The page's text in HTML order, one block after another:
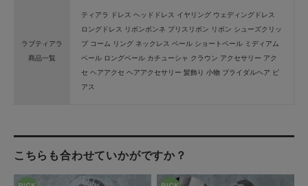
ラブティアラ
商品一覧
ティアラ ドレス ヘッドドレス イヤリング ウェディングドレス
ロングドレス リボンボンネ プリスリボン リボン シューズクリッ
プ コーム リング ネックレス ベール ショートベール ミディアム
ベール ロングベール カチューシャ クラウン アクセサリー アク
セ ヘアアクセ ヘアアクセサリー 髪飾り 小物 ブライダルヘア ピ
アス
こちらも合わせていかがですか？